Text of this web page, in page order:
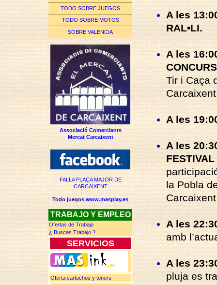
TODO SOBRE JUEGOS
TODO SOBRE MOTOS
SOBRE VALENCIA
Associació Comerciants
Mercat Carcaixent
FALLA PLAÇA MAJOR DE
CARCAIXENT
Todo juegos www.masplay.es
TRABAJO Y EMPLEO
Ofertas de Trabajo
¿ Buscas Trabajo ?
SERVICIOS
Oferta cartuchos y toners
A les
RAL•LI.
A les
Tir i Caça
A les
A les
la Pobla
A les
amb
A les
pluja es